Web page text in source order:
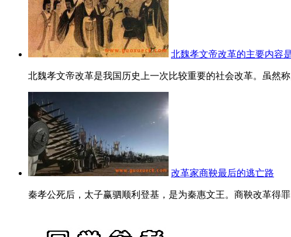
北魏孝文帝改革的主要内容
北魏孝文帝改革是我国历史上一次比较重要的社会改革。虽然
改革家商鞅最后的逃亡路
秦孝公死后，太子赢驷顺利登基，是为秦惠文王。商鞅改革得